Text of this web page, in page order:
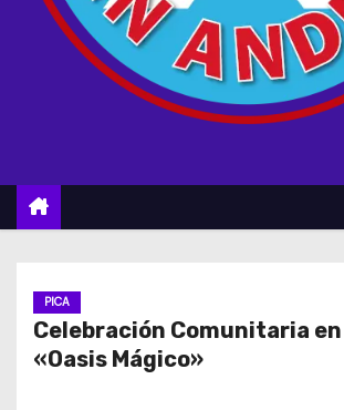
PICA
Celebración Comunitaria en
«Oasis Mágico»